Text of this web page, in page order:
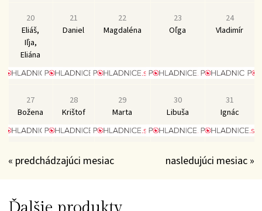
20
Eliáš,
Iľja,
Eliána
21
Daniel
22
Magdaléna
23
Oľga
24
Vladimír
27
Božena
28
Krištof
29
Marta
30
Libuša
31
Ignác
« predchádzajúci mesiac nasledujúci mesiac »